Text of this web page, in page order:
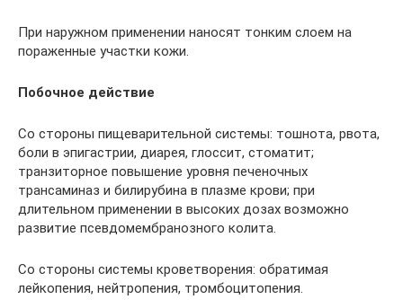
При наружном применении наносят тонким слоем на
пораженные участки кожи.
Побочное действие
Со стороны пищеварительной системы: тошнота, рвота,
боли в эпигастрии, диарея, глоссит, стоматит;
транзиторное повышение уровня печеночных
трансаминаз и билирубина в плазме крови; при
длительном применении в высоких дозах возможно
развитие псевдомембранозного колита.
Со стороны системы кроветворения: обратимая
лейкопения, нейтропения, тромбоцитопения.